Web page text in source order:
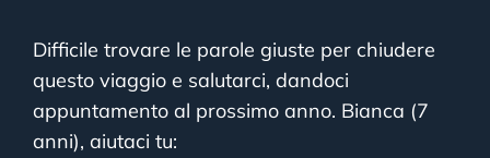
Difficile trovare le parole giuste per chiudere
questo viaggio e salutarci, dandoci
appuntamento al prossimo anno. Bianca (7
anni), aiutaci tu: